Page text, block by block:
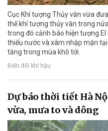
Cục Khí tượng Thủy văn vừa
thế khí tượng thủy văn trong
trong đó cảnh báo hiện tượng El
thiếu nước và xâm nhập mặn
tăng trong mùa khô tới.
Biến đổi khí hậu
Dự báo thời tiết Hà
vừa, mưa to và dông